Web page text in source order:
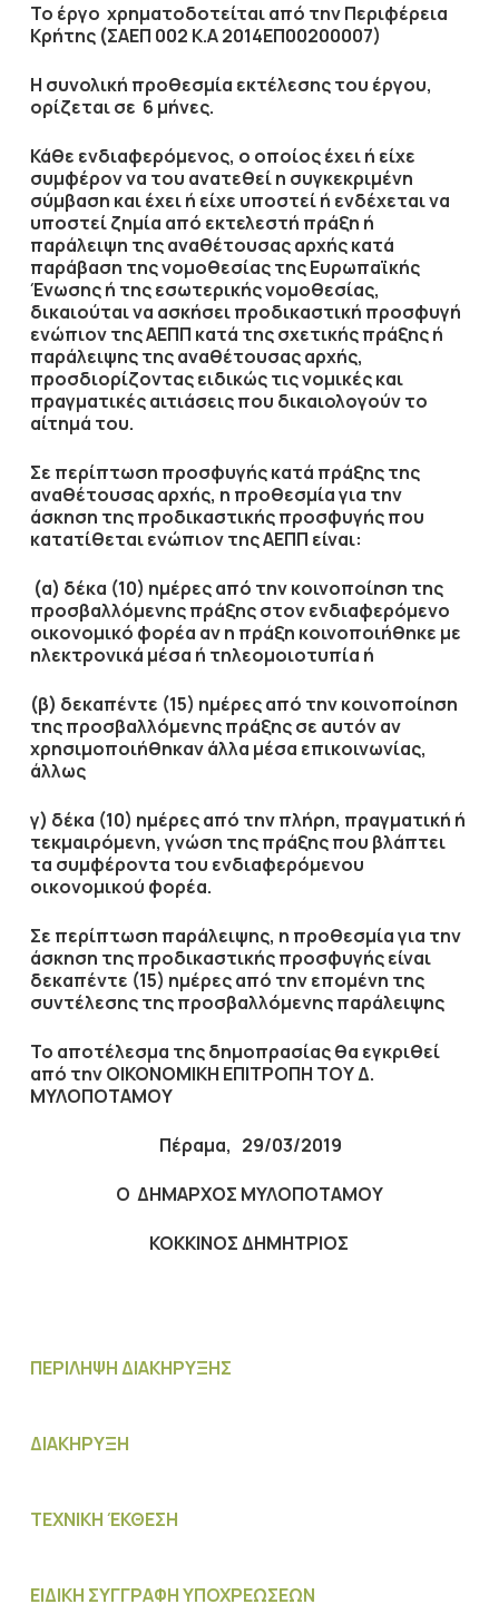
Το έργο χρηματοδοτείται από τηνΠεριφέρεια
Κρήτης (ΣΑΕΠ 002 Κ.Α 2014ΕΠ00200007)
Η συνολική προθεσμία εκτέλεσης του έργου,
ορίζεται σε 6 μήνες.
Κάθε ενδιαφερόμενος, ο οποίος έχει ή είχε
συμφέρον να του ανατεθεί η συγκεκριμένη
σύμβαση και έχει ή είχε υποστεί ή ενδέχεται να
υποστεί ζημία από εκτελεστή πράξη ή
παράλειψη της αναθέτουσας αρχής κατά
παράβαση της νομοθεσίας της Ευρωπαϊκής
Ένωσης ή της εσωτερικής νομοθεσίας,
δικαιούται να ασκήσει προδικαστική προσφυγή
ενώπιον της ΑΕΠΠ κατά της σχετικής πράξης ή
παράλειψης της αναθέτουσας αρχής,
προσδιορίζοντας ειδικώς τις νομικές και
πραγματικές αιτιάσεις που δικαιολογούν το
αίτημά του.
Σε περίπτωση προσφυγής κατά πράξης της
αναθέτουσας αρχής, η προθεσμία για την
άσκηση της προδικαστικής προσφυγής που
κατατίθεται ενώπιον της ΑΕΠΠ είναι:
(α) δέκα (10) ημέρες από την κοινοποίηση της
προσβαλλόμενης πράξης στον ενδιαφερόμενο
οικονομικό φορέα αν η πράξη κοινοποιήθηκε με
ηλεκτρονικά μέσα ή τηλεομοιοτυπία ή
(β) δεκαπέντε (15) ημέρες από την κοινοποίηση
της προσβαλλόμενης πράξης σε αυτόν αν
χρησιμοποιήθηκαν άλλα μέσα επικοινωνίας,
άλλως
γ) δέκα (10) ημέρες από την πλήρη, πραγματική ή
τεκμαιρόμενη, γνώση της πράξης που βλάπτει
τα συμφέροντα του ενδιαφερόμενου
οικονομικού φορέα.
Σε περίπτωση παράλειψης, η προθεσμία για την
άσκηση της προδικαστικής προσφυγής είναι
δεκαπέντε (15) ημέρες από την επομένη της
συντέλεσης της προσβαλλόμενης παράλειψης
Το αποτέλεσμα της δημοπρασίας θα εγκριθεί
από την ΟΙΚΟΝΟΜΙΚΗ ΕΠΙΤΡΟΠΗ ΤΟΥ Δ.
ΜΥΛΟΠΟΤΑΜΟΥ
Πέραμα, 29/03/2019
Ο ΔΗΜΑΡΧΟΣ ΜΥΛΟΠΟΤΑΜΟΥ
ΚΟΚΚΙΝΟΣ ΔΗΜΗΤΡΙΟΣ
ΠΕΡΙΛΗΨΗ ΔΙΑΚΗΡΥΞΗΣ
ΔΙΑΚΗΡΥΞΗ
ΤΕΧΝΙΚΗ ΈΚΘΕΣΗ
ΕΙΔΙΚΗ ΣΥΓΓΡΑΦΗ ΥΠΟΧΡΕΩΣΕΩΝ